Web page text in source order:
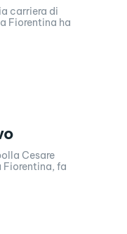
carriera di
Fiorentina ha
Cesare
fa